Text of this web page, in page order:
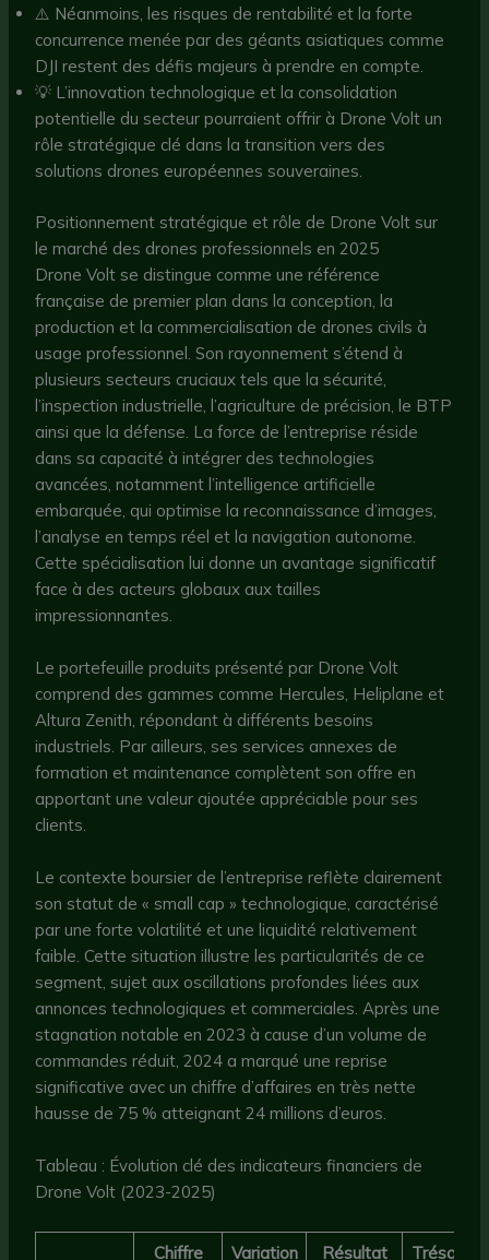
⚠️ Néanmoins, les risques de rentabilité et la forte
concurrence menée par des géants asiatiques comme
DJI restent des défis majeurs à prendre en compte.
💡 L’innovation technologique et la consolidation
potentielle du secteur pourraient offrir à Drone Volt un
rôle stratégique clé dans la transition vers des
solutions drones européennes souveraines.
Positionnement stratégique et rôle de Drone Volt sur
le marché des drones professionnels en 2025
Drone Volt se distingue comme une référence
française de premier plan dans la conception, la
production et la commercialisation de drones civils à
usage professionnel. Son rayonnement s’étend à
plusieurs secteurs cruciaux tels que la sécurité,
l’inspection industrielle, l’agriculture de précision, le BTP
ainsi que la défense. La force de l’entreprise réside
dans sa capacité à intégrer des technologies
avancées, notamment l’intelligence artificielle
embarquée, qui optimise la reconnaissance d’images,
l’analyse en temps réel et la navigation autonome.
Cette spécialisation lui donne un avantage significatif
face à des acteurs globaux aux tailles
impressionnantes.
Le portefeuille produits présenté par Drone Volt
comprend des gammes comme Hercules, Heliplane et
Altura Zenith, répondant à différents besoins
industriels. Par ailleurs, ses services annexes de
formation et maintenance complètent son offre en
apportant une valeur ajoutée appréciable pour ses
clients.
Le contexte boursier de l’entreprise reflète clairement
son statut de « small cap » technologique, caractérisé
par une forte volatilité et une liquidité relativement
faible. Cette situation illustre les particularités de ce
segment, sujet aux oscillations profondes liées aux
annonces technologiques et commerciales. Après une
stagnation notable en 2023 à cause d’un volume de
commandes réduit, 2024 a marqué une reprise
significative avec un chiffre d’affaires en très nette
hausse de 75 % atteignant 24 millions d’euros.
Tableau : Évolution clé des indicateurs financiers de
Drone Volt (2023-2025)
Chiffre
Variation
Résultat
Trésorerie